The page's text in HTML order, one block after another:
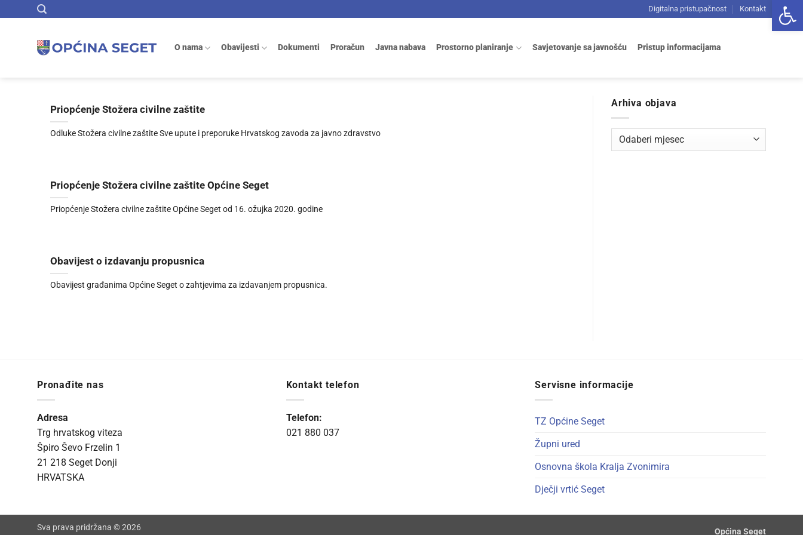
to
Digitalna pristupačnost Kontakt
O nama Obavijesti Dokumenti Proračun Javna nabava Prostorno planiranje Savjetovanje sa javnošću Pristup informacijama
Priopćenje Stožera civilne zaštite
Odluke Stožera civilne zaštite Sve upute i preporuke Hrvatskog zavoda za javno zdravstvo
Priopćenje Stožera civilne zaštite Općine Seget
Priopćenje Stožera civilne zaštite Općine Seget od 16. ožujka 2020. godine
Obavijest o izdavanju propusnica
Obavijest građanima Općine Seget o zahtjevima za izdavanjem propusnica.
Arhiva objava
Arhiva
objava
Pronađite nas
Adresa
Trg hrvatskog viteza
Špiro Ševo Frzelin 1
21 218 Seget Donji
HRVATSKA
Kontakt telefon
Telefon:
021 880 037
Servisne informacije
TZ Općine Seget
Župni ured
Osnovna škola Kralja Zvonimira
Dječji vrtić Seget
Općina Seget
Sva prava pridržana © 2026